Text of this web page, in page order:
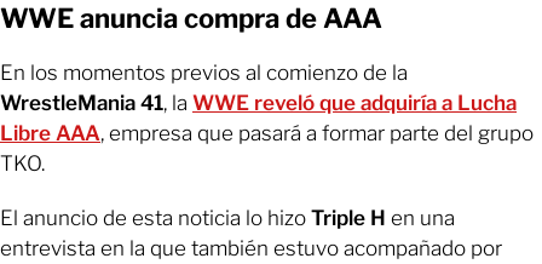
WWE anuncia compra de AAA
En los momentos previos al comienzo de la
WrestleMania 41, la WWE reveló que adquiría a Lucha
Libre AAA, empresa que pasará a formar parte del grupo
TKO.
El anuncio de esta noticia lo hizo Triple H en una
entrevista en la que también estuvo acompañado por